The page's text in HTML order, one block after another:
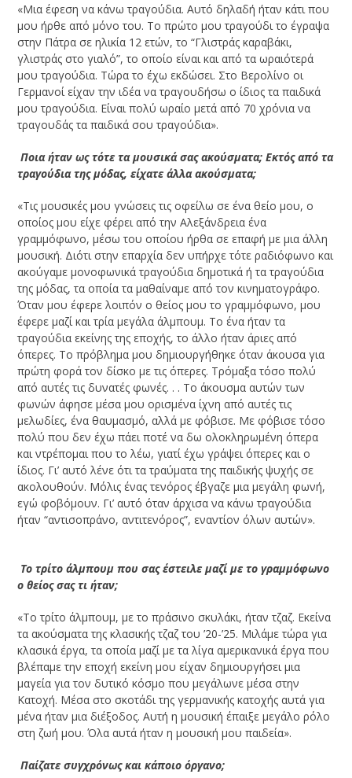
«Μια έφεση να κάνω τραγούδια. Αυτό δηλαδή ήταν κάτι που
μου ήρθε από μόνο του. Το πρώτο μου τραγούδι το έγραψα
στην Πάτρα σε ηλικία 12 ετών, το “Γλιστράς καραβάκι,
γλιστράς στο γιαλό”, το οποίο είναι και από τα ωραιότερά
μου τραγούδια. Τώρα το έχω εκδώσει. Στο Βερολίνο οι
Γερμανοί είχαν την ιδέα να τραγουδήσω ο ίδιος τα παιδικά
μου τραγούδια. Είναι πολύ ωραίο μετά από 70 χρόνια να
τραγουδάς τα παιδικά σου τραγούδια».
­ Ποια ήταν ως τότε τα μουσικά σας ακούσματα; Εκτός από τα
τραγούδια της μόδας, είχατε άλλα ακούσματα;
«Τις μουσικές μου γνώσεις τις οφείλω σε ένα θείο μου, ο
οποίος μου είχε φέρει από την Αλεξάνδρεια ένα
γραμμόφωνο, μέσω του οποίου ήρθα σε επαφή με μια άλλη
μουσική. Διότι στην επαρχία δεν υπήρχε τότε ραδιόφωνο και
ακούγαμε μονοφωνικά τραγούδια δημοτικά ή τα τραγούδια
της μόδας, τα οποία τα μαθαίναμε από τον κινηματογράφο.
Όταν μου έφερε λοιπόν ο θείος μου το γραμμόφωνο, μου
έφερε μαζί και τρία μεγάλα άλμπουμ. Το ένα ήταν τα
τραγούδια εκείνης της εποχής, το άλλο ήταν άριες από
όπερες. Το πρόβλημα μου δημιουργήθηκε όταν άκουσα για
πρώτη φορά τον δίσκο με τις όπερες. Τρόμαξα τόσο πολύ
από αυτές τις δυνατές φωνές. . . Το άκουσμα αυτών των
φωνών άφησε μέσα μου ορισμένα ίχνη από αυτές τις
μελωδίες, ένα θαυμασμό, αλλά με φόβισε. Με φόβισε τόσο
πολύ που δεν έχω πάει ποτέ να δω ολοκληρωμένη όπερα
και ντρέπομαι που το λέω, γιατί έχω γράψει όπερες και ο
ίδιος. Γι’ αυτό λένε ότι τα τραύματα της παιδικής ψυχής σε
ακολουθούν. Μόλις ένας τενόρος έβγαζε μια μεγάλη φωνή,
εγώ φοβόμουν. Γι’ αυτό όταν άρχισα να κάνω τραγούδια
ήταν “αντισοπράνο, αντιτενόρος”, εναντίον όλων αυτών».
­ Το τρίτο άλμπουμ που σας έστειλε μαζί με το γραμμόφωνο
ο θείος σας τι ήταν;
«Το τρίτο άλμπουμ, με το πράσινο σκυλάκι, ήταν τζαζ. Εκείνα
τα ακούσματα της κλασικής τζαζ του ’20-’25. Μιλάμε τώρα για
κλασικά έργα, τα οποία μαζί με τα λίγα αμερικανικά έργα που
βλέπαμε την εποχή εκείνη μου είχαν δημιουργήσει μια
μαγεία για τον δυτικό κόσμο που μεγάλωνε μέσα στην
Κατοχή. Μέσα στο σκοτάδι της γερμανικής κατοχής αυτά για
μένα ήταν μια διέξοδος. Αυτή η μουσική έπαιξε μεγάλο ρόλο
στη ζωή μου. Όλα αυτά ήταν η μουσική μου παιδεία».
­ Παίζατε συγχρόνως και κάποιο όργανο;